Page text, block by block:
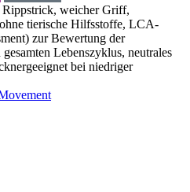
weicher Griff,
tierische Hilfsstoffe, LCA-
zur Bewertung der
Lebenszyklus, neutrales
bei niedriger